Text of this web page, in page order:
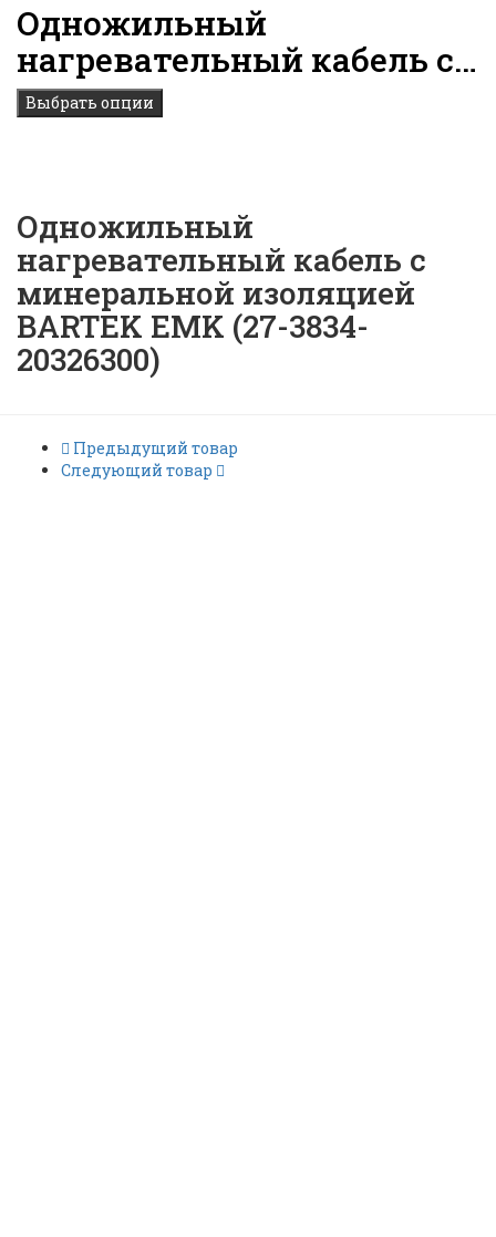
Одножильный
нагревательный кабель с…
Выбрать опции
Одножильный
нагревательный кабель с
минеральной изоляцией
BARTEK EMK (27-3834-
20326300)
Предыдущий товар
Следующий товар